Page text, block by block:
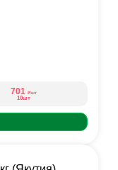
701 ₽/шт
10шт